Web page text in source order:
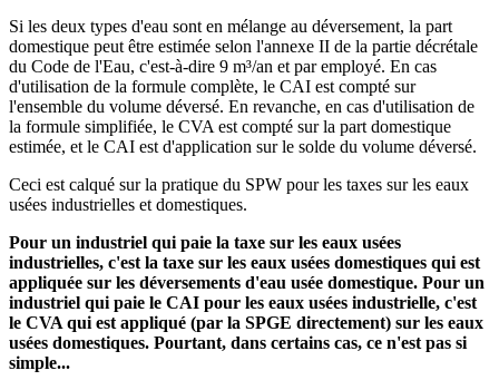
Si les deux types d'eau sont en mélange au déversement, la part
domestique peut être estimée selon l'annexe II de la partie décrétale
du Code de l'Eau, c'est-à-dire 9 m³/an et par employé. En cas
d'utilisation de la formule complète, le CAI est compté sur
l'ensemble du volume déversé. En revanche, en cas d'utilisation de
la formule simplifiée, le CVA est compté sur la part domestique
estimée, et le CAI est d'application sur le solde du volume déversé.
Ceci est calqué sur la pratique du SPW pour les taxes sur les eaux
usées industrielles et domestiques.
Pour un industriel qui paie la taxe sur les eaux usées
industrielles, c'est la taxe sur les eaux usées domestiques qui est
appliquée sur les déversements d'eau usée domestique. Pour un
industriel qui paie le CAI pour les eaux usées industrielle, c'est
le CVA qui est appliqué (par la SPGE directement) sur les eaux
usées domestiques. Pourtant, dans certains cas, ce n'est pas si
simple...